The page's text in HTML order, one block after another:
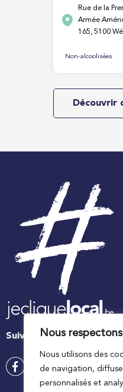
Nous
Nous utilisons des
de navigation,
personnalisés et
Rue de la
Armée
165, 5100
Non-alcoolisées
Découvrir
Suivez-nous